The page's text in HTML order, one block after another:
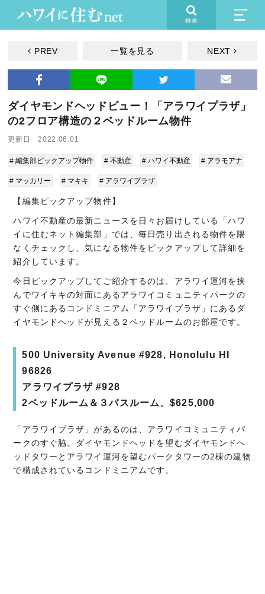
検索
PREV 一覧を見る NEXT
ダイヤモンドヘッドビュー！「アラワイプラザ」
の2フロア構造の２ベッドルーム物件
更新日 2022.06.01
# 編集部ピックアップ物件 # 不動産 # ハワイ不動産 # アラモアナ
# マッカリー # マキキ # アラワイプラザ
【編集ピックアップ物件】
ハワイ不動産の最新ニュースを日々お届けしている「ハワ
イに住むネット編集部」では、毎日売り出される物件を隈
なくチェックし、気になる物件をピックアップして詳細を
紹介しています。
今日ピックアップしてご紹介するのは、アラワイ運河を挟
んでワイキキの対面にあるアラワイコミュニティパークの
すぐ側にあるコンドミニアム「アラワイプラザ」にあるダ
イヤモンドヘッドが見える２ベッドルームのお部屋です。
500 University Avenue #928, Honolulu HI
96826
アラワイプラザ #928
2ベッドルーム＆３バスルーム、$625,000
「アラワイプラザ」があるのは、アラワイコミュニティパ
ークのすぐ脇。ダイヤモンドヘッドを望むダイヤモンドヘ
ッドタワーとアラワイ運河を望むパークタワーの2棟の建物
で構成されているコンドミニアムです。